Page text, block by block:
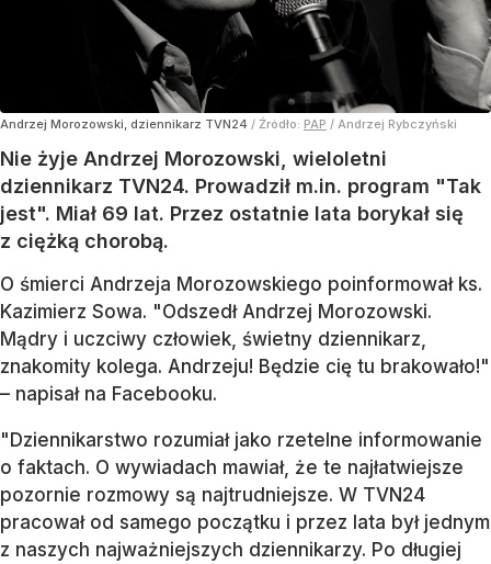
Andrzej Morozowski, dziennikarz TVN24 / Źródło: PAP / Andrzej Rybczyński
Nie żyje Andrzej Morozowski, wieloletni
dziennikarz TVN24. Prowadził m.in. program "Tak
jest". Miał 69 lat. Przez ostatnie lata borykał się
z ciężką chorobą.
O śmierci Andrzeja Morozowskiego poinformował ks.
Kazimierz Sowa. "Odszedł Andrzej Morozowski.
Mądry i uczciwy człowiek, świetny dziennikarz,
znakomity kolega. Andrzeju! Będzie cię tu brakowało!"
– napisał na Facebooku.
"Dziennikarstwo rozumiał jako rzetelne informowanie
o faktach. O wywiadach mawiał, że te najłatwiejsze
pozornie rozmowy są najtrudniejsze. W TVN24
pracował od samego początku i przez lata był jednym
z naszych najważniejszych dziennikarzy. Po długiej